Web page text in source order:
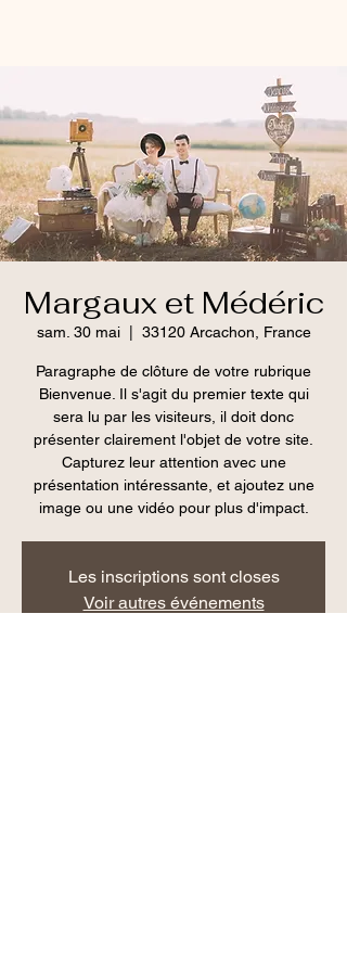
Margaux et Médéric
sam. 30 mai
  |
33120 Arcachon, France
Paragraphe de clôture de votre rubrique
Bienvenue. Il s'agit du premier texte qui
sera lu par les visiteurs, il doit donc
présenter clairement l'objet de votre site.
Capturez leur attention avec une
présentation intéressante, et ajoutez une
image ou une vidéo pour plus d'impact.
Les inscriptions sont closes
Voir autres événements